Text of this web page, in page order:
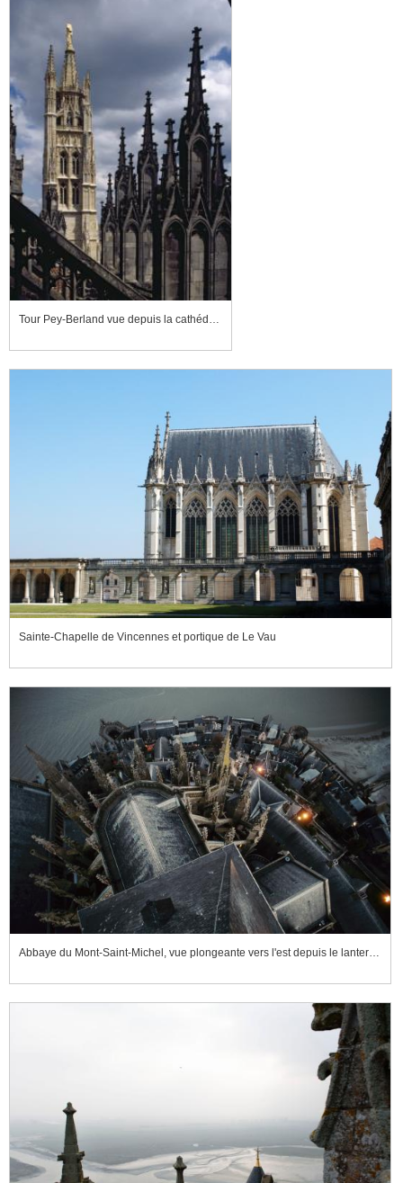
Tour Pey-Berland vue depuis la cathédrale Saint-André
Sainte-Chapelle de Vincennes et portique de Le Vau
Abbaye du Mont-Saint-Michel, vue plongeante vers l'est depuis le lanternon de la flèche